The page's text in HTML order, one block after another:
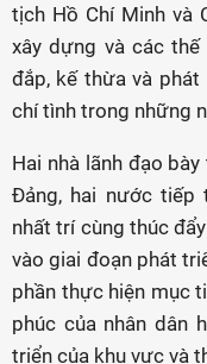
tịch Hồ Chí Minh và
xây dựng và các
đắp, kế thừa và phát
chí tình trong những
Hai nhà lãnh đạo
Đảng, hai nước tiếp
nhất trí cùng thúc
vào giai đoạn phát
phần thực hiện mục
phúc của nhân dân
triển của khu vực và